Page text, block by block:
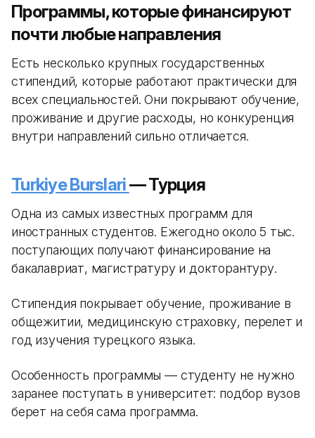
Программы, которые финансируют
почти любые направления
Есть несколько крупных государственных
стипендий, которые работают практически для
всех специальностей. Они покрывают обучение,
проживание и другие расходы, но конкуренция
внутри направлений сильно отличается.
Turkiye Burslari— Турция
Одна из самых известных программ для
иностранных студентов. Ежегодно около 5 тыс.
поступающих получают финансирование на
бакалавриат, магистратуру и докторантуру.
Стипендия покрывает обучение, проживание в
общежитии, медицинскую страховку, перелет и
год изучения турецкого языка.
Особенность программы — студенту не нужно
заранее поступать в университет: подбор вузов
берет на себя сама программа.